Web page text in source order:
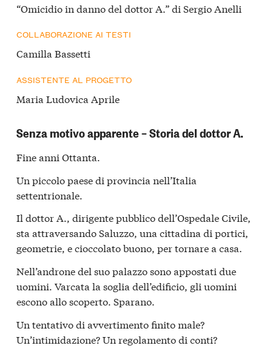
“Omicidio in danno del dottor A.” di Sergio Anelli
COLLABORAZIONE AI TESTI
Camilla Bassetti
ASSISTENTE AL PROGETTO
Maria Ludovica Aprile
Senza motivo apparente – Storia del dottor A.
Fine anni Ottanta.
Un piccolo paese di provincia nell’Italia
settentrionale.
Il dottor A., dirigente pubblico dell’Ospedale Civile,
sta attraversando Saluzzo, una cittadina di portici,
geometrie, e cioccolato buono, per tornare a casa.
Nell’androne del suo palazzo sono appostati due
uomini. Varcata la soglia dell’edificio, gli uomini
escono allo scoperto. Sparano.
Un tentativo di avvertimento finito male?
Un’intimidazione? Un regolamento di conti?